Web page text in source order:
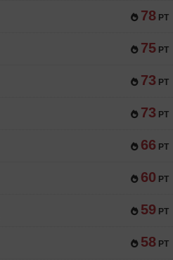
78 PT
75 PT
73 PT
73 PT
66 PT
60 PT
59 PT
58 PT